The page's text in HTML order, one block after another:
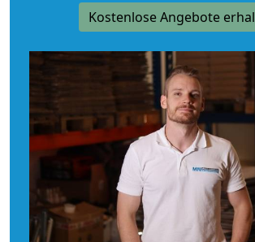
Kostenlose Angebote